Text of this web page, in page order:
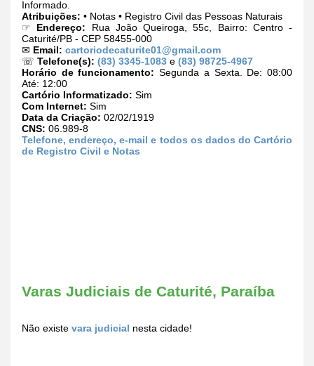
Informado.
Atribuições: • Notas • Registro Civil das Pessoas Naturais
☞ Endereço: Rua João Queiroga, 55c, Bairro: Centro -
Caturité/PB - CEP 58455-000
✉ Email: cartoriodecaturite01@gmail.com
☏ Telefone(s): (83) 3345-1083 e (83) 98725-4967
Horário de funcionamento: Segunda a Sexta. De: 08:00
Até: 12:00
Cartório Informatizado: Sim
Com Internet: Sim
Data da Criação: 02/02/1919
CNS: 06.989-8
Telefone, endereço, e-mail e todos os dados do Cartório
de Registro Civil e Notas
Varas Judiciais de Caturité, Paraíba
Não existe vara judicial nesta cidade!